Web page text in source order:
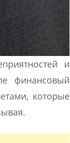
и
финансовый
которые